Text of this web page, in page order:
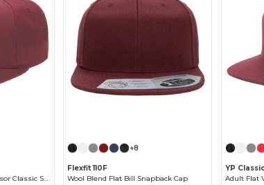
6-Panel Structured Flat Visor Classic Snapback
+8
Flexfit 110F
Wool Blend Flat Bill Snapback Cap
YP
Adult Flat